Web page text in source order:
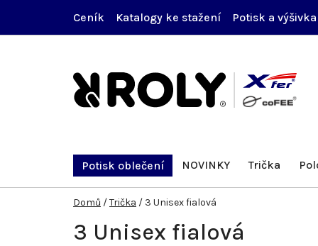
obsah
Ceník Katalogy ke stažení Potisk a výšivka
Potisk oblečení NOVINKY Trička
Domů /Trička / 3 Unisex fialová
3 Unisex fialová